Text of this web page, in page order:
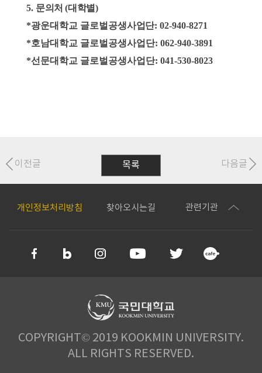
5. 문의처 (대학별)
*광운대학교 글로벌공생사업단: 02-940-8271
*호남대학교 글로벌공생사업단: 062-940-3891
*선문대학교 글로벌공생사업단: 041-530-8023
목록
이전글 다음글
개인정보처리방침 찾아오시는길 관련기관
COPYRIGHT© 2019 KOOKMIN UNIVERSITY.
ALL RIGHTS RESERVED.